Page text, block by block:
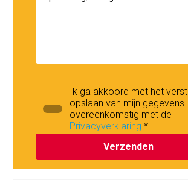
Ik ga akkoord met het
opslaan van mijn gegevens
overeenkomstig met de
Privacyverklaring *
Verzenden